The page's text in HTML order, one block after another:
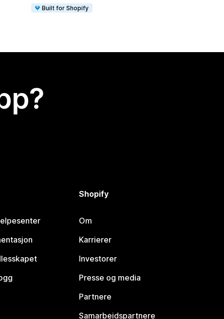
Built for Shopify
Shopify
Om
Karrierer
Investorer
Presse og media
Partnere
Samarbeidspartnere